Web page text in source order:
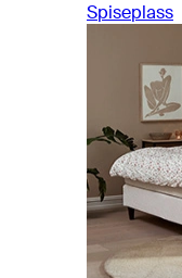
Spiseplass